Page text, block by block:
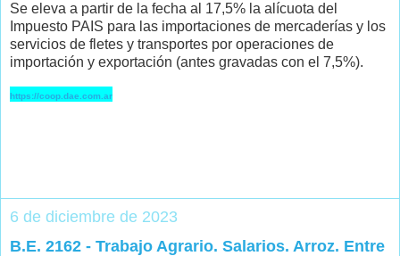
Se eleva a partir de la fecha al 17,5% la alícuota del
Impuesto PAIS para las importaciones de mercaderías y los
servicios de fletes y transportes por operaciones de
importación y exportación (antes gravadas con el 7,5%).
https://coop.dae.com.ar
6 de diciembre de 2023
B.E. 2162 - Trabajo Agrario. Salarios. Arroz. Entre